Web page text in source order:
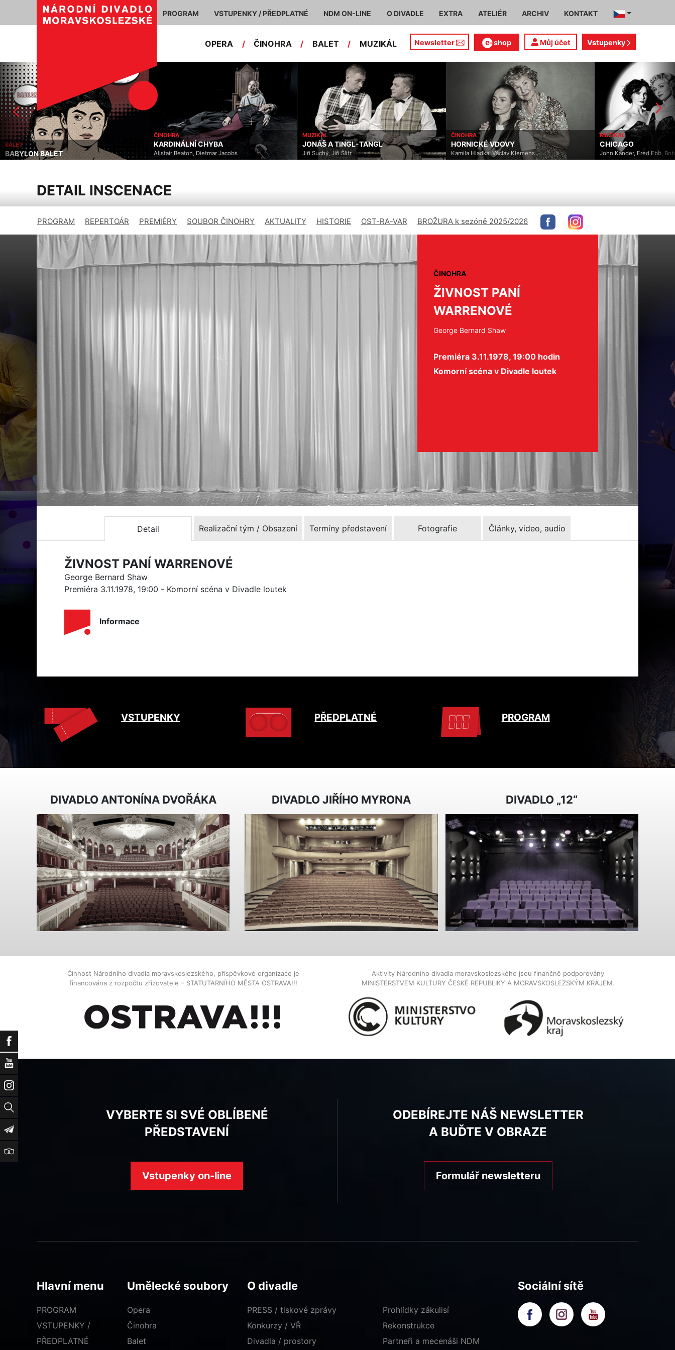
Facebook
YouTube
Instagram
Vyhledat
Newsletter
TripAdvisor
PROGRAM VSTUPENKY / PŘEDPLATNÉ NDM ON-LINE O DIVADLE EXTRA ATELIÉR ARCHIV KONTAKT
OPERA / ČINOHRA / BALET / MUZIKÁL Newsletter shop Můj účet Vstupenky
BALET
BABYLON BALET
ČINOHRA
KARDINÁLNÍ CHYBA
Alistair Beaton, Dietmar Jacobs
MUZIKÁL
JONÁŠ A TINGL-TANGL
Jiří Suchý, Jiří Šlitr
ČINOHRA
HORNICKÉ VDOVY
Kamila Hladká, Václav Klemens
MUZIKÁL
CHICAGO
John Kander, Fred Ebb,
DETAIL INSCENACE
PROGRAM REPERTOÁR PREMIÉRY SOUBOR ČINOHRY AKTUALITY HISTORIE OST-RA-VAR BROŽURA k sezóně 2025/2026
ČINOHRA
ŽIVNOST PANÍ
WARRENOVÉ
George Bernard Shaw
Premiéra 3.11.1978, 19:00 hodin
Komorní scéna v Divadle loutek
Detail Realizační tým / Obsazení Termíny představení Fotografie Články, video, audio
ŽIVNOST PANÍ WARRENOVÉ
George Bernard Shaw
Premiéra 3.11.1978, 19:00 - Komorní scéna v Divadle loutek
Informace
VSTUPENKY PŘEDPLATNÉ PROGRAM
DIVADLO ANTONÍNA DVOŘÁKA DIVADLO JIŘÍHO MYRONA DIVADLO „12“
Činnost Národního divadla moravskoslezského, příspěvkové organizace je
financována z rozpočtu zřizovatele – STATUTARNÍHO MĚSTA OSTRAVA!!!
Aktivity Národního divadla moravskoslezského jsou finančně podporovány
MINISTERSTVEM KULTURY ČESKÉ REPUBLIKY A MORAVSKOSLEZSKÝM KRAJEM.
VYBERTE SI SVÉ OBLÍBENÉ
PŘEDSTAVENÍ
Vstupenky on-line
ODEBÍREJTE NÁŠ NEWSLETTER
A BUĎTE V OBRAZE
Formulář newsletteru
Hlavní menu
PROGRAM
VSTUPENKY /
PŘEDPLATNÉ
Umělecké soubory
Opera
Činohra
Balet
O divadle
PRESS / tiskové zprávy
Konkurzy / VŘ
Divadla / prostory
Prohlídky zákulisí
Rekonstrukce
Partneři a mecenáši NDM
Sociální sítě